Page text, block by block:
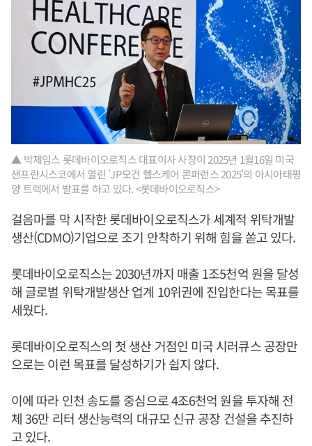
▲ 박제임스 롯데바이오로직스 대표이사 사장이 2025년 1월16일 미국
샌프란시스코에서 열린 'JP모건 헬스케어 콘퍼런스 2025'의 아시아태평
양 트랙에서 발표를 하고 있다. <롯데바이오로직스>
걸음마를 막 시작한 롯데바이오로직스가 세계적 위탁개발
생산(CDMO)기업으로 조기 안착하기 위해 힘을 쏟고 있다.
롯데바이오로직스는 2030년까지 매출 1조5천억 원을 달성
해 글로벌 위탁개발생산 업계 10위권에 진입한다는 목표를
세웠다.
롯데바이오로직스의 첫 생산 거점인 미국 시러큐스 공장만
으로는 이런 목표를 달성하기가 쉽지 않다.
이에 따라 인천 송도를 중심으로 4조6천억 원을 투자해 전
체 36만 리터 생산능력의 대규모 신규 공장 건설을 추진하
고 있다.